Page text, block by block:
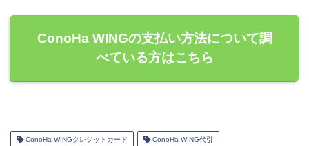
ConoHa WINGの支払い方法について調
べている方はこちら
ConoHa WINGクレジットカード ConoHa WING代引